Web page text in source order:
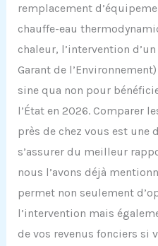
remplacement
chauffe-eau
chaleur, l’intervention d’un
Garant de
sine qua non pour
l’État en 2026. Comparer
près de chez vous est une
s’assurer du meilleur
nous l’avons déjà
permet non seulement
l’intervention mais
de vos revenus fonciers si